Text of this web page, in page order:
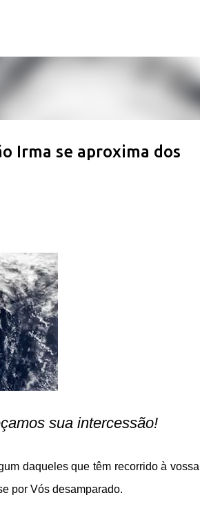
Irma se aproxima dos
sua intercessão!
daqueles que têm recorrido à vossa
por Vós desamparado.